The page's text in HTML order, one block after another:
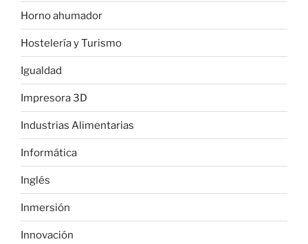
Horno ahumador
Hostelería y Turismo
Igualdad
Impresora 3D
Industrias Alimentarias
Informática
Inglés
Inmersión
Innovación